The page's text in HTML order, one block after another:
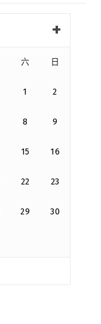
六 日
1 2
8 9
15 16
22 23
29 30